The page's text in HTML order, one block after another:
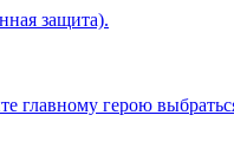
защита).
главному герою